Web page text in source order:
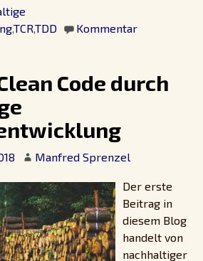
,TCRTDD
Kommentar
Code durch
Manfred Sprenzel
Der erste
Beitrag in
diesem Blog
handelt von
nachhaltiger